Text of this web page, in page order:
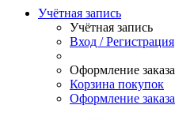
Учётная запись
Учётная запись
Вход / Регистрация
Оформление заказа
Корзина покупок
Оформление заказа